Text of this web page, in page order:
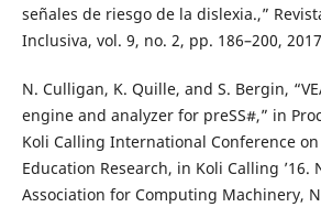
señales de riesgo de la dislexia.,”
Inclusiva, vol. 9, no. 2, pp. 186–200,
N. Culligan, K. Quille, and S. Bergin,
engine and analyzer for preSS#,” in
Koli Calling International Conference
Education Research, in Koli Calling ’16.
Association for Computing Machinery,